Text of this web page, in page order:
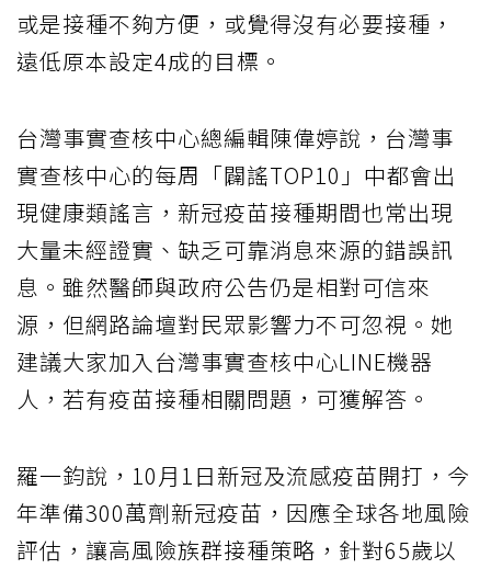
或是接種不夠方便，或覺得沒有必要接種，
遠低原本設定4成的目標。
台灣事實查核中心總編輯陳偉婷說，台灣事
實查核中心的每周「闢謠TOP10」中都會出
現健康類謠言，新冠疫苗接種期間也常出現
大量未經證實、缺乏可靠消息來源的錯誤訊
息。雖然醫師與政府公告仍是相對可信來
源，但網路論壇對民眾影響力不可忽視。她
建議大家加入台灣事實查核中心LINE機器
人，若有疫苗接種相關問題，可獲解答。
羅一鈞說，10月1日新冠及流感疫苗開打，今
年準備300萬劑新冠疫苗，因應全球各地風險
評估，讓高風險族群接種策略，針對65歲以